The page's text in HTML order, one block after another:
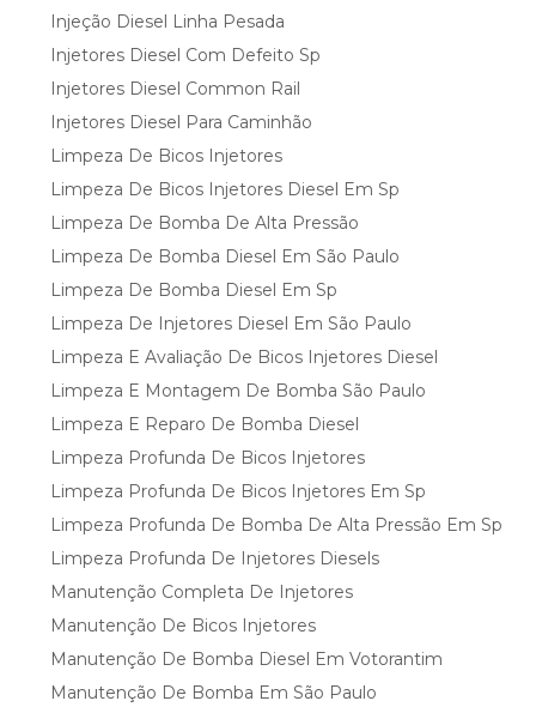
Injeção Diesel Linha Pesada
Injetores Diesel Com Defeito Sp
Injetores Diesel Common Rail
Injetores Diesel Para Caminhão
Limpeza De Bicos Injetores
Limpeza De Bicos Injetores Diesel Em Sp
Limpeza De Bomba De Alta Pressão
Limpeza De Bomba Diesel Em São Paulo
Limpeza De Bomba Diesel Em Sp
Limpeza De Injetores Diesel Em São Paulo
Limpeza E Avaliação De Bicos Injetores Diesel
Limpeza E Montagem De Bomba São Paulo
Limpeza E Reparo De Bomba Diesel
Limpeza Profunda De Bicos Injetores
Limpeza Profunda De Bicos Injetores Em Sp
Limpeza Profunda De Bomba De Alta Pressão Em Sp
Limpeza Profunda De Injetores Diesels
Manutenção Completa De Injetores
Manutenção De Bicos Injetores
Manutenção De Bomba Diesel Em Votorantim
Manutenção De Bomba Em São Paulo